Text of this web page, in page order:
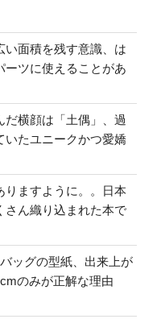
い面積を残す意識、は
ーツに使えることがあ
横顔は「土偶」、過
いたユニークかつ愛嬌
りますように。。日本
さん織り込まれた本で
ッグの型紙、出来上が
のみが正解な理由